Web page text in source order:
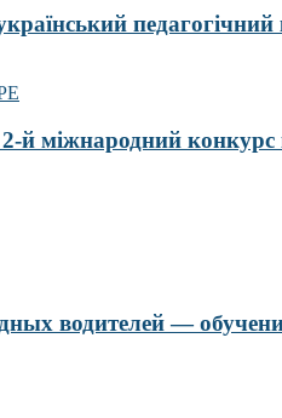
педагогічний
міжнародний конкурс
водителей —